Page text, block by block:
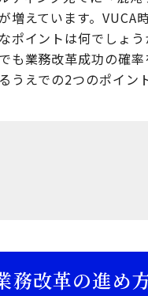
増えています。VUCA
ポイントは何でしょ
も業務改革成功の確率
うえでの2つのポイン
務改革の進め